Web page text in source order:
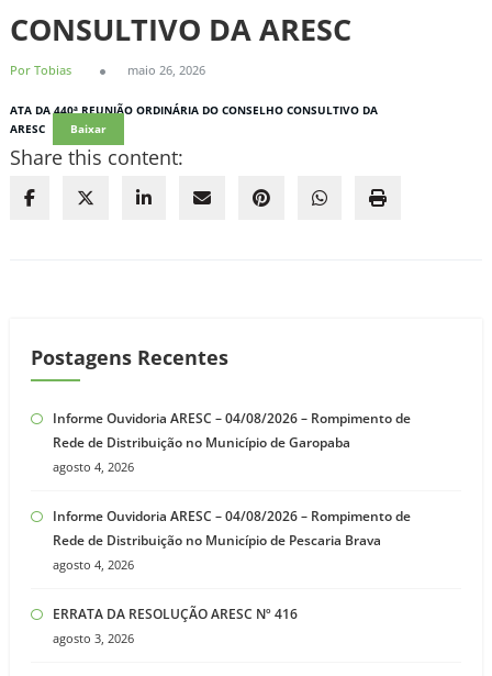
CONSULTIVO DA ARESC
Por Tobias maio 26, 2026
ATA DA 440ª REUNIÃO ORDINÁRIA DO CONSELHO CONSULTIVO DA
ARESC
Baixar
Share this content:
Postagens Recentes
Informe Ouvidoria ARESC – 04/08/2026 – Rompimento de
Rede de Distribuição no Município de Garopaba
agosto 4, 2026
Informe Ouvidoria ARESC – 04/08/2026 – Rompimento de
Rede de Distribuição no Município de Pescaria Brava
agosto 4, 2026
ERRATA DA RESOLUÇÃO ARESC Nº 416
agosto 3, 2026